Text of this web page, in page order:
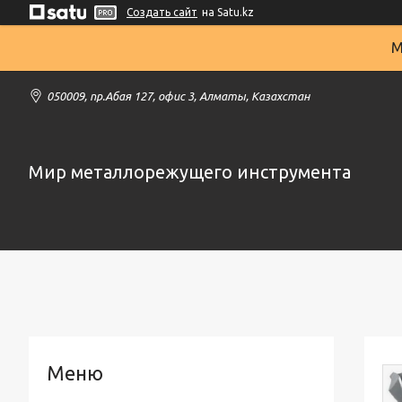
Создать сайт на Satu.kz
050009, пр.Абая 127, офис 3, Алматы, Казахстан
Мир металлорежущего инструмента